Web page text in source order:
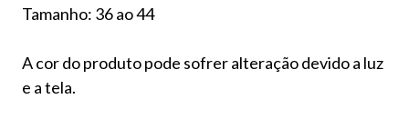
Tamanho: 36 ao 44
A cor do produto pode sofrer alteração devido a luz
e a tela.